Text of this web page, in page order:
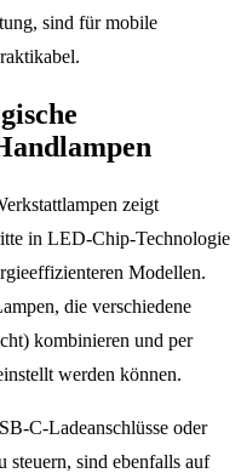
sind für mobile
zeigt
in LED-Chip-Technologie
Modellen.
die verschiedene
kombinieren und per
werden können.
C-Ladeanschlüsse oder
sind ebenfalls auf